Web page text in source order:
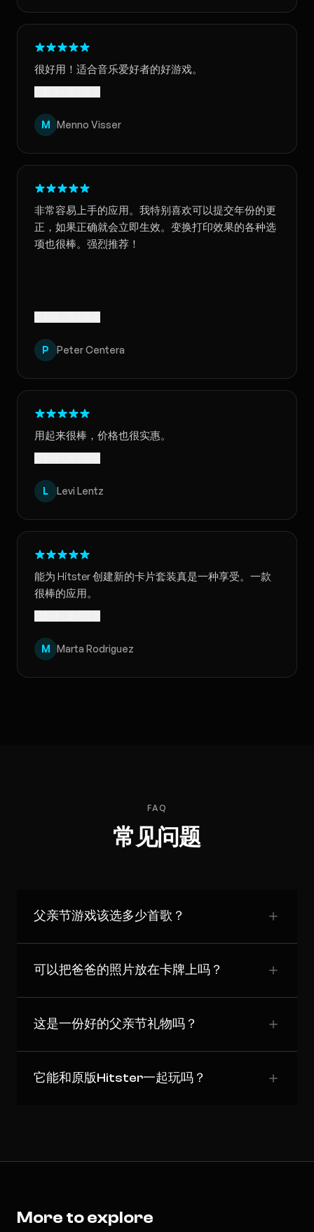
很好用！适合音乐爱好者的好游戏。
M Menno Visser
非常容易上手的应用。我特别喜欢可以提交年份的更
正，如果正确就会立即生效。变换打印效果的各种选
项也很棒。强烈推荐！
P Peter Centera
用起来很棒，价格也很实惠。
L Levi Lentz
能为 Hitster 创建新的卡片套装真是一种享受。一款
很棒的应用。
M Marta Rodriguez
FAQ
常见问题
父亲节游戏该选多少首歌？
可以把爸爸的照片放在卡牌上吗？
这是一份好的父亲节礼物吗？
它能和原版Hitster一起玩吗？
More to explore